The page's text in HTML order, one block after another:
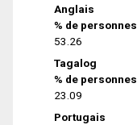
Anglais
% de personnes
53.26
Tagalog
% de personnes
23.09
Portugais